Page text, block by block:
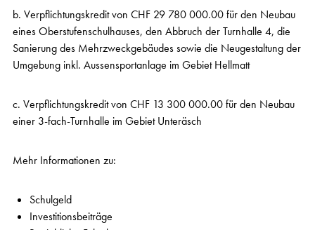
b. Verpflichtungskredit von CHF 29 780 000.00 für den Neubau
eines Oberstufenschulhauses, den Abbruch der Turnhalle 4, die
Sanierung des Mehrzweckgebäudes sowie die Neugestaltung der
Umgebung inkl. Aussensportanlage im Gebiet Hellmatt
c. Verpflichtungskredit von CHF 13 300 000.00 für den Neubau
einer 3-fach-Turnhalle im Gebiet Unteräsch
Mehr Informationen zu:
Schulgeld
Investitionsbeiträge